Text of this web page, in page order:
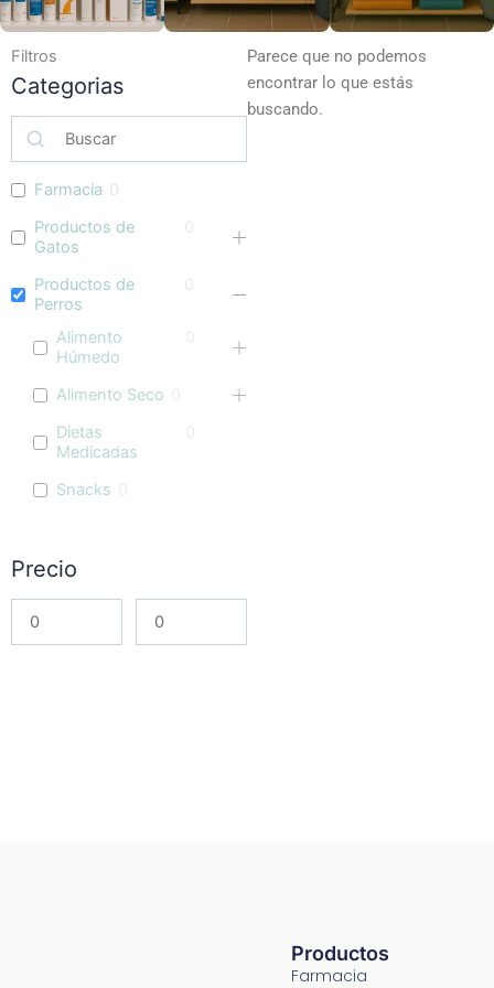
Filtros
Categorias
Farmacia 0
Productos de
Gatos
0
Productos de
Perros
0
Alimento
Húmedo
Alimento Seco
Dietas
Medicadas
Snacks
Precio
Parece que no podemos
encontrar lo que estás
buscando.
Productos
Farmacia